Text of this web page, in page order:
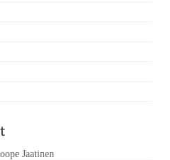
Jaatinen